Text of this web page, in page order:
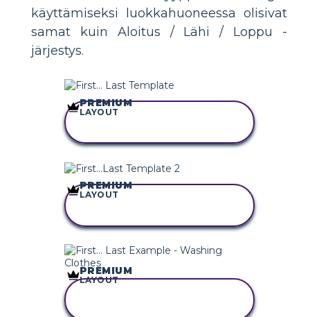
käyttämiseksi luokkahuoneessa olisivat
samat kuin Aloitus / Lähi / Loppu -
järjestys.
KOPIOI TÄMÄ
PREMIUM
LAYOUT
KOPIOI TÄMÄ
PREMIUM
LAYOUT
PREMIUM
LAYOUT